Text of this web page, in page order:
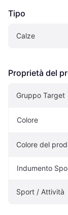
Tipo
Calze
Proprietà del
Gruppo Target
Colore
Colore del
Indumento
Sport / Attività